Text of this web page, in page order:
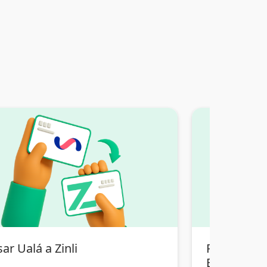
Ualá a Zinli
Pasar
Bolivia a